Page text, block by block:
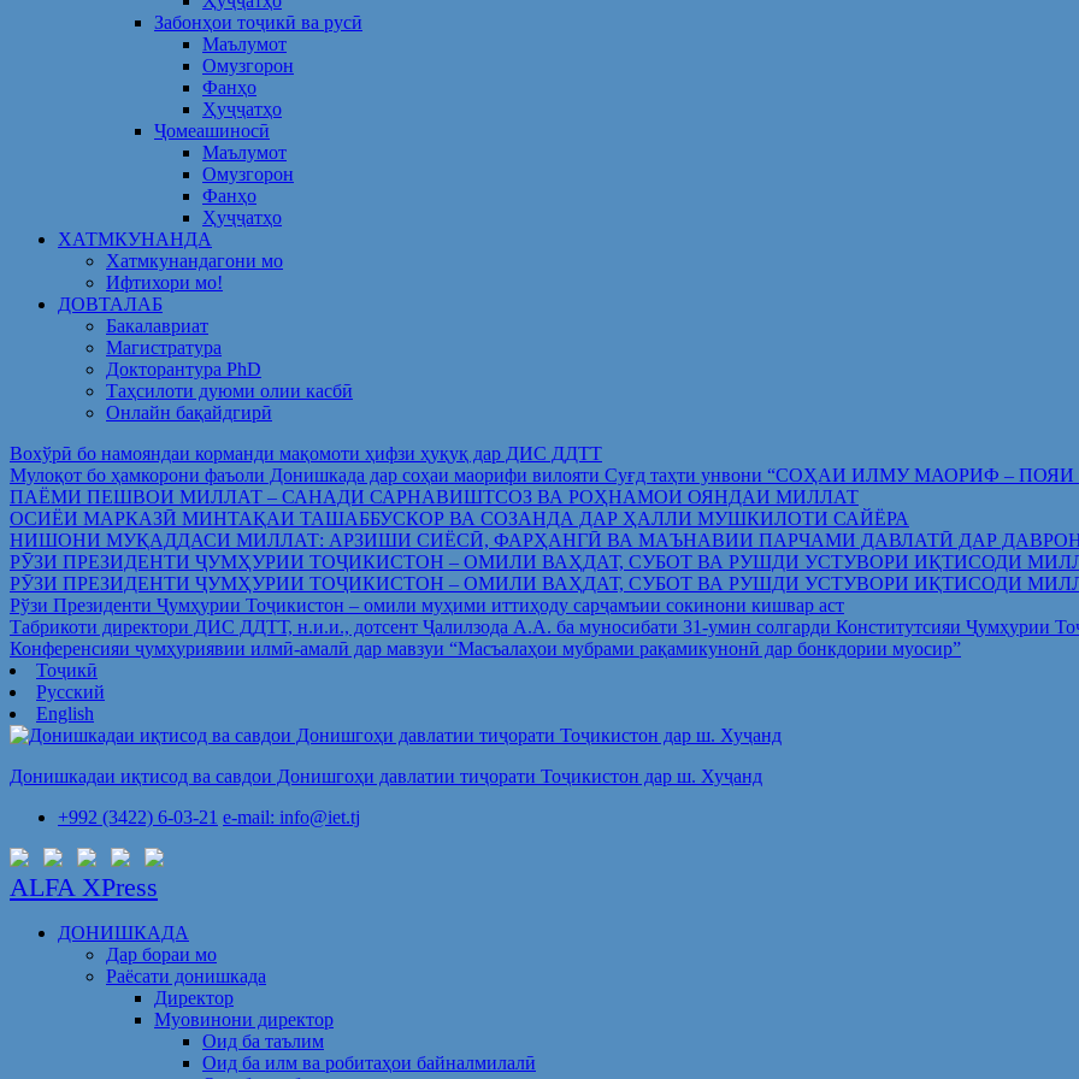
Забонҳои тоҷикӣ ва русӣ
Маълумот
Омузгорон
Фанҳо
Ҳуҷҷатҳо
Ҷомеашиносӣ
Маълумот
Омузгорон
Фанҳо
Ҳуҷҷатҳо
ХАТМКУНАНДА
Хатмкунандагони мо
Ифтихори мо!
ДОВТАЛАБ
Бакалавриат
Магистратура
Докторантура PhD
Таҳсилоти дуюми олии касбӣ
Онлайн бақайдгирӣ
Вохўрӣ бо намояндаи корманди мақомоти ҳифзи ҳуқуқ дар ДИС ДДТТ
Мулоқот бо ҳамкорони фаъоли Донишкада дар соҳаи маорифи вилояти Суғд таҳти унвони “СОҲАИ ИЛМУ МАОРИФ
ПАЁМИ ПЕШВОИ МИЛЛАТ – САНАДИ САРНАВИШТСОЗ ВА РОҲНАМОИ ОЯНДАИ МИЛЛАТ
ОСИЁИ МАРКАЗӢ МИНТАҚАИ ТАШАББУСКОР ВА СОЗАНДА ДАР ҲАЛЛИ МУШКИЛОТИ САЙЁРА
НИШОНИ МУҚАДДАСИ МИЛЛАТ: АРЗИШИ СИЁСӢ, ФАРҲАНГӢ ВА МАЪНАВИИ ПАРЧАМИ ДАВЛАТӢ ДАР
РӮЗИ ПРЕЗИДЕНТИ ҶУМҲУРИИ ТОҶИКИСТОН – ОМИЛИ ВАҲДАТ, СУБОТ ВА РУШДИ УСТУВОРИ ИҚТИСОДИ
РӮЗИ ПРЕЗИДЕНТИ ҶУМҲУРИИ ТОҶИКИСТОН – ОМИЛИ ВАҲДАТ, СУБОТ ВА РУШДИ УСТУВОРИ ИҚТИСОДИ
Рўзи Президенти Ҷумҳурии Тоҷикистон – омили муҳими иттиҳоду сарҷамъии сокинони кишвар аст
Табрикоти директори ДИС ДДТТ, н.и.и., дотсент Ҷалилзода А.А. ба муносибати 31-умин солгарди Конститутсияи Ҷумҳурии
Конференсияи ҷумҳуриявии илмӣ-амалӣ дар мавзуи “Масъалаҳои мубрами рақамикунонӣ дар бонкдории муосир”
Тоҷикӣ
Русский
English
Донишкадаи иқтисод ва савдои Донишгоҳи давлатии тиҷорати Тоҷикистон дар ш. Хуҷанд
+992 (3422) 6-03-21 e-mail: info@iet.tj
ALFA XPress
ДОНИШКАДА
Дар бораи мо
Раёсати донишкада
Директор
Муовинони директор
Оид ба таълим
Оид ба илм ва робитаҳои байналмилалӣ